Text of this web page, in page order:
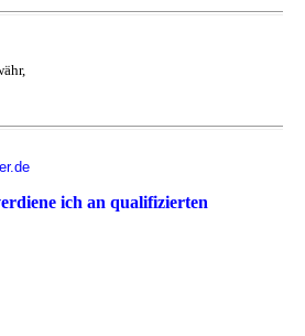
ich an qualifizierten